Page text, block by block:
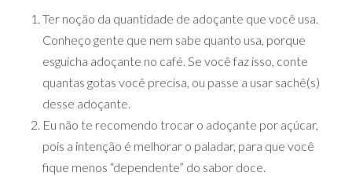
Ter noção da quantidade de adoçante que você usa.
Conheço gente que nem sabe quanto usa, porque
esguicha adoçante no café. Se você faz isso, conte
quantas gotas você precisa, ou passe a usar sachê(s)
desse adoçante.
Eu não te recomendo trocar o adoçante por açúcar,
pois a intenção é melhorar o paladar, para que você
fique menos “dependente” do sabor doce.